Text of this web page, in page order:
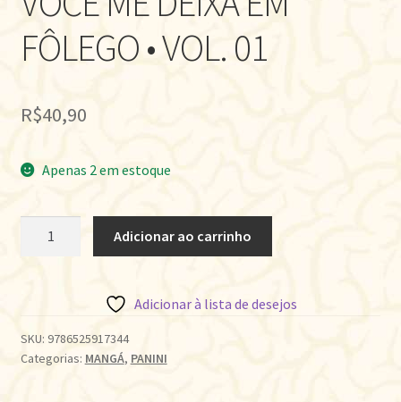
FÔLEGO • VOL. 01
R$40,90
Apenas 2 em estoque
•
VOL.
Adicionar ao carrinho
Adicionar à lista de desejos
SKU: 9786525917344
Categorias: MANGÁ, PANINI